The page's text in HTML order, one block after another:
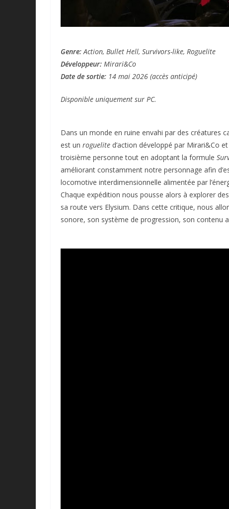
Genre:Action, Bullet Hell, Survivors-like, Roguelite
Développeur: Mirari&Co
Date de sortie: 14 mai 2026 (accès anticipé)
Disponible uniquement sur PC.
Dans un monde en ruine envahi par des créatures
est un roguelite d’action développé par Mirari&Co
troisième personne tout en adoptant la formule
améliorant constamment notre personnage afin
locomotive interdimensionnelle alimentée par
Chaque expédition nous pousse alors à explorer
sa route vers Elysium. Dans cette critique, nous
sonore, son système de progression, son contenu